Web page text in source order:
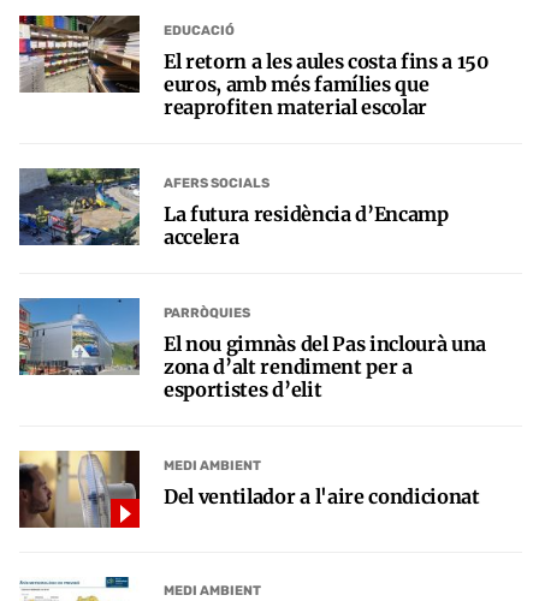
EDUCACIÓ
El retorn a les aules costa fins a 150
euros, amb més famílies que
reaprofiten material escolar
AFERS SOCIALS
La futura residència d’Encamp
accelera
PARRÒQUIES
El nou gimnàs del Pas inclourà una
zona d’alt rendiment per a
esportistes d’elit
MEDI AMBIENT
Del ventilador a l'aire condicionat
MEDI AMBIENT